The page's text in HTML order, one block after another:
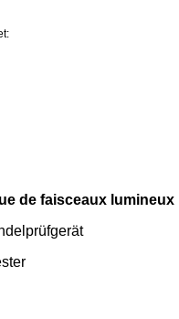
de faisceaux lumineux